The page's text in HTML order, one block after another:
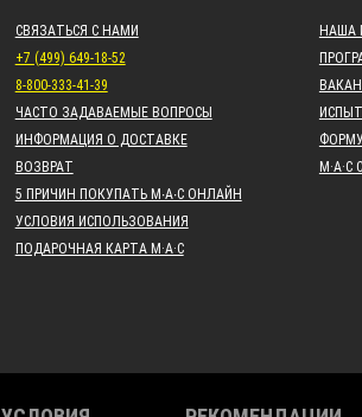
СВЯЗАТЬСЯ С НАМИ
+7 (499) 649-18-52
8-800-333-41-39
ЧАСТО ЗАДАВАЕМЫЕ ВОПРОСЫ
ИНФОРМАЦИЯ О ДОСТАВКЕ
ВОЗВРАТ
5 ПРИЧИН ПОКУПАТЬ M∙A∙C ОНЛАЙН
УСЛОВИЯ ИСПОЛЬЗОВАНИЯ
ПОДАРОЧНАЯ КАРТА M·A·C
НАША
M·A·C